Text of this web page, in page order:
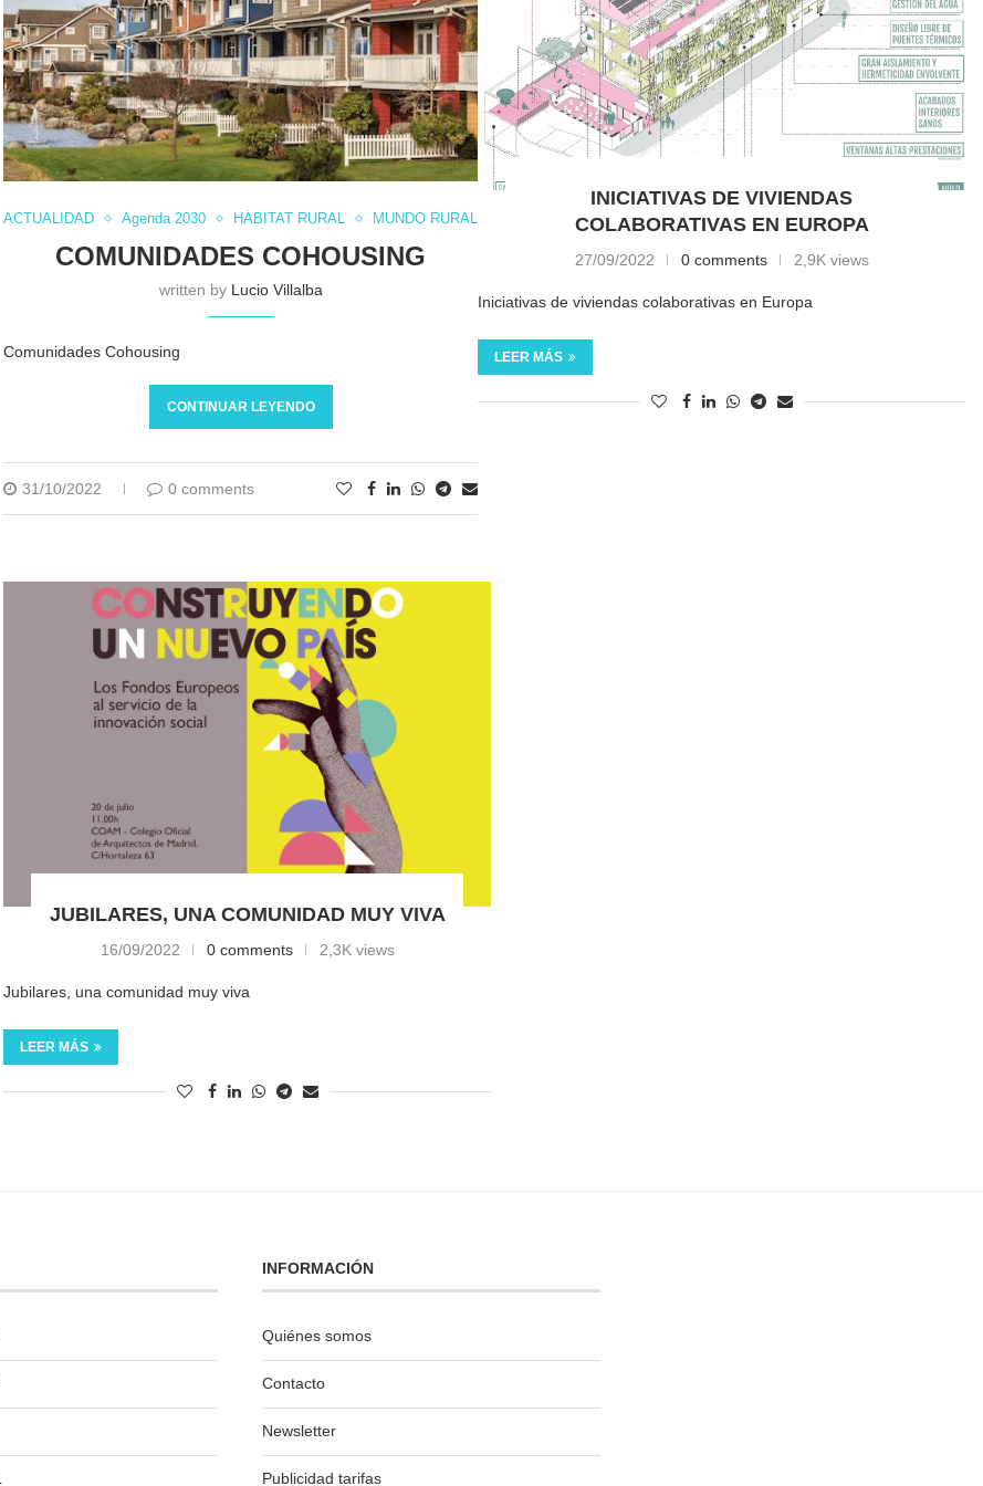
ACTUALIDAD Agenda 2030 HÁBITAT RURAL MUNDO RURAL
COMUNIDADES COHOUSING
written by Lucio Villalba
Comunidades Cohousing
CONTINUAR LEYENDO
31/10/2022 0 comments
INICIATIVAS DE VIVIENDAS
COLABORATIVAS EN EUROPA
27/09/2022 0 comments 2,9K views
Iniciativas de viviendas colaborativas en Europa
LEER MÁS
JUBILARES, UNA COMUNIDAD MUY VIVA
16/09/2022 0 comments 2,3K views
Jubilares, una comunidad muy viva
LEER MÁS
INFORMACIÓN
Quiénes somos
Contacto
Newsletter
Publicidad tarifas